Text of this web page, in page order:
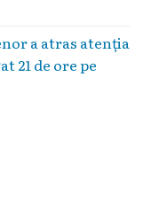
a atras atenția
21 de ore pe